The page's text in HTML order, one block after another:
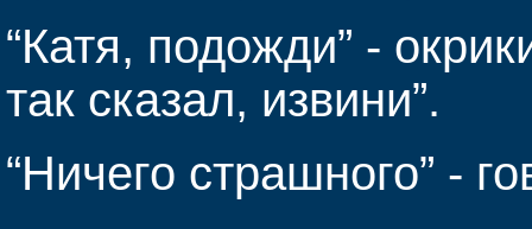
“Катя, подожди” -
так сказал, извини”.
“Ничего страшного” -